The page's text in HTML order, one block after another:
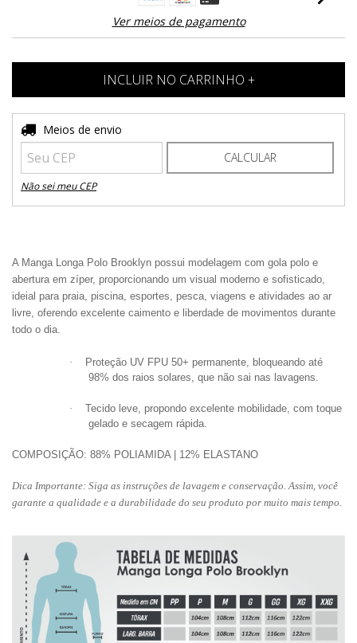
Ver meios de pagamento
Entregas para o CEP:
Meios de envio
CALCULAR
Não sei meu CEP
A Manga Longa Polo Brooklyn possui modelagem com gola polo e
abertura em zíper, proporcionando um visual moderno e sofisticado,
ideial para praia, piscina, esportes, pesca, viagens e atividades ao ar
livre, oferendo excelente caimento e liberdade de movimentos durante
todo o dia.
· Proteção UV FPU 50+ permanente, bloqueando até
98% dos raios solares, que não sai nas lavagens.
· Tecido leve, propondo excelente mobilidade, com toque
gelado e secagem rápida.
COMPOSIÇÃO: 88% POLIAMIDA | 12% ELASTANO
Dica Importante: Siga as instruções de lavagem e conservação. Assim, você
garante a qualidade e a durabilidade do seu produto por muito mais tempo.